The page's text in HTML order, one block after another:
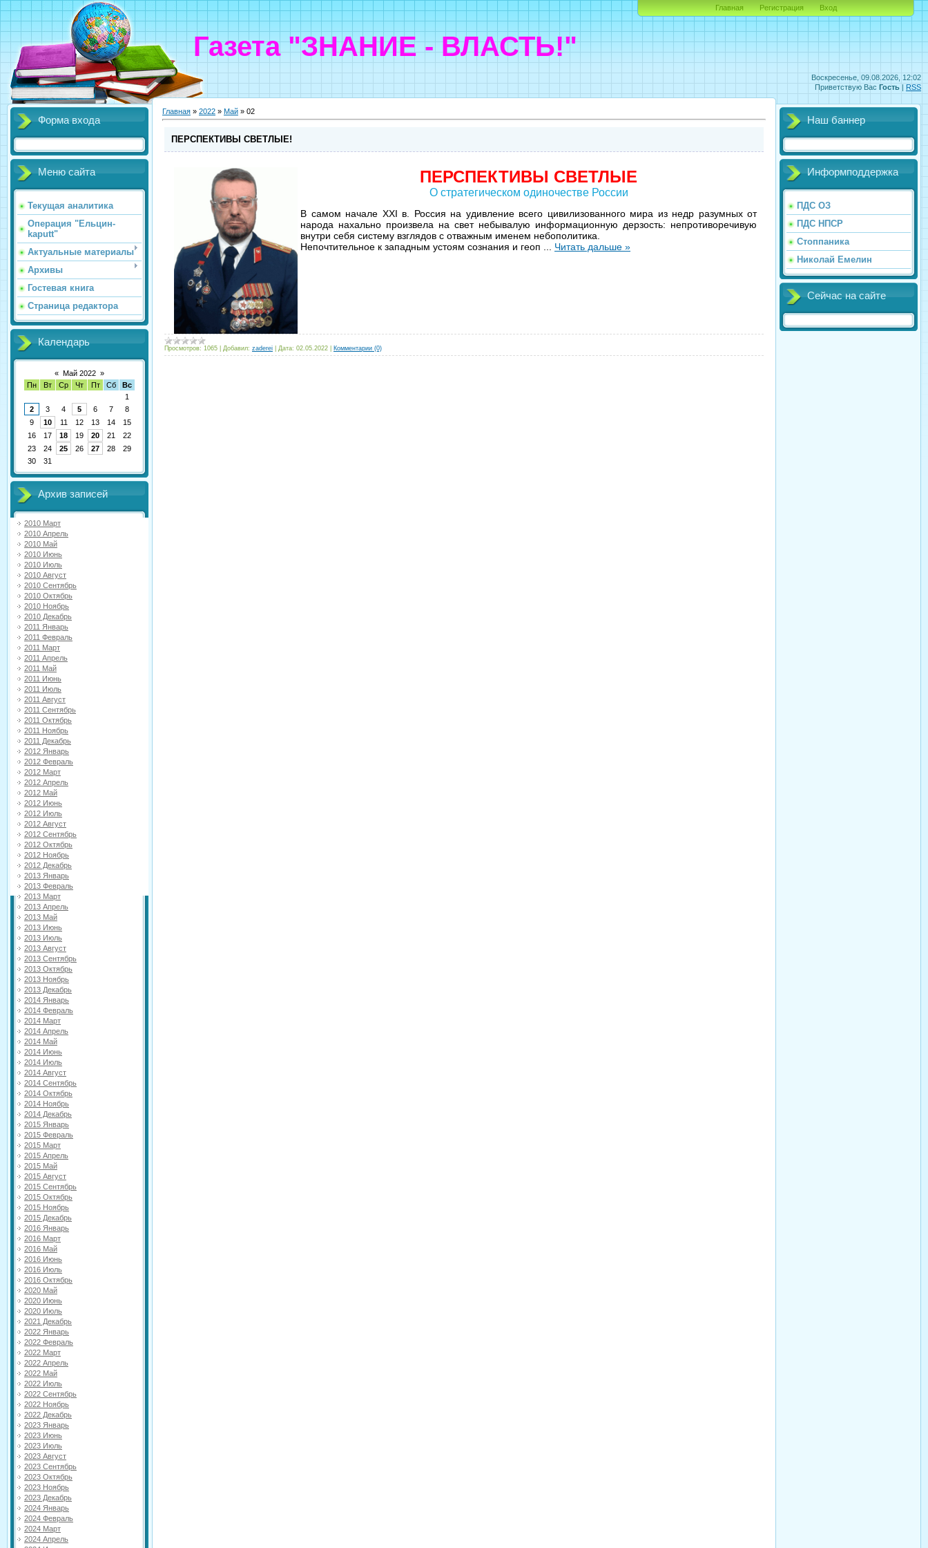
Воскресенье, 09.08.2026, 12:02
Приветствую Вас Гость | RSS
Газета "ЗНАНИЕ - ВЛАСТЬ!"
Главная Регистрация Вход
Форма входа
Меню сайта
Текущая аналитика
Операция "Ельцин-
kaputt"
Актуальные материалы
Архивы
Гостевая книга
Страница редактора
Календарь
« Май 2022 »
Пн
Вт Ср Чт Пт Сб
Вс
1
2
3 4 5 6 7
8
9
10 11 12 13 14
15
16
17 18 19 20 21
22
23
24 25 26 27 28
29
30
31
Архив записей
2010 Март
2010 Апрель
2010 Май
2010 Июнь
2010 Июль
2010 Август
2010 Сентябрь
2010 Октябрь
2010 Ноябрь
2010 Декабрь
2011 Январь
2011 Февраль
2011 Март
2011 Апрель
2011 Май
2011 Июнь
2011 Июль
2011 Август
2011 Сентябрь
2011 Октябрь
2011 Ноябрь
2011 Декабрь
2012 Январь
2012 Февраль
2012 Март
2012 Апрель
2012 Май
2012 Июнь
2012 Июль
2012 Август
2012 Сентябрь
2012 Октябрь
2012 Ноябрь
2012 Декабрь
2013 Январь
2013 Февраль
2013 Март
2013 Апрель
2013 Май
2013 Июнь
2013 Июль
2013 Август
2013 Сентябрь
2013 Октябрь
2013 Ноябрь
2013 Декабрь
2014 Январь
2014 Февраль
2014 Март
2014 Апрель
2014 Май
2014 Июнь
2014 Июль
2014 Август
2014 Сентябрь
2014 Октябрь
2014 Ноябрь
2014 Декабрь
2015 Январь
2015 Февраль
2015 Март
2015 Апрель
2015 Май
2015 Август
2015 Сентябрь
2015 Октябрь
2015 Ноябрь
2015 Декабрь
2016 Январь
2016 Март
2016 Май
2016 Июнь
2016 Июль
2016 Октябрь
2020 Май
2020 Июнь
2020 Июль
2021 Декабрь
2022 Январь
2022 Февраль
2022 Март
2022 Апрель
2022 Май
2022 Июль
2022 Сентябрь
2022 Ноябрь
2022 Декабрь
2023 Январь
2023 Июнь
2023 Июль
2023 Август
2023 Сентябрь
2023 Октябрь
2023 Ноябрь
2023 Декабрь
2024 Январь
2024 Февраль
2024 Март
2024 Апрель
Главная » 2022 » Май » 02
ПЕРСПЕКТИВЫ СВЕТЛЫЕ!
ПЕРСПЕКТИВЫ СВЕТЛЫЕ
О стратегическом одиночестве России
В самом начале XXI в. Россия на удивление всего цивилизованного мира из недр разумных от
народа нахально произвела на свет небывалую информационную дерзость: непротиворечивую
внутри себя систему взглядов с отважным именем небополитика.
Непочтительное к западным устоям сознания и геоп
Читать дальше »
Просмотров: 1065 Добавил: zaderei Дата: 02.05.2022 Комментарии (0)
Наш баннер
Информподдержка
ПДС ОЗ
ПДС НПСР
Стоппаника
Николай Емелин
Сейчас на сайте